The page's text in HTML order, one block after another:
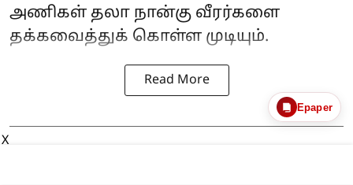
அணிகள் தலா நான்கு வீரர்களை
தக்கவைத்துக் கொள்ள முடியும்.
Read More
Epaper
X